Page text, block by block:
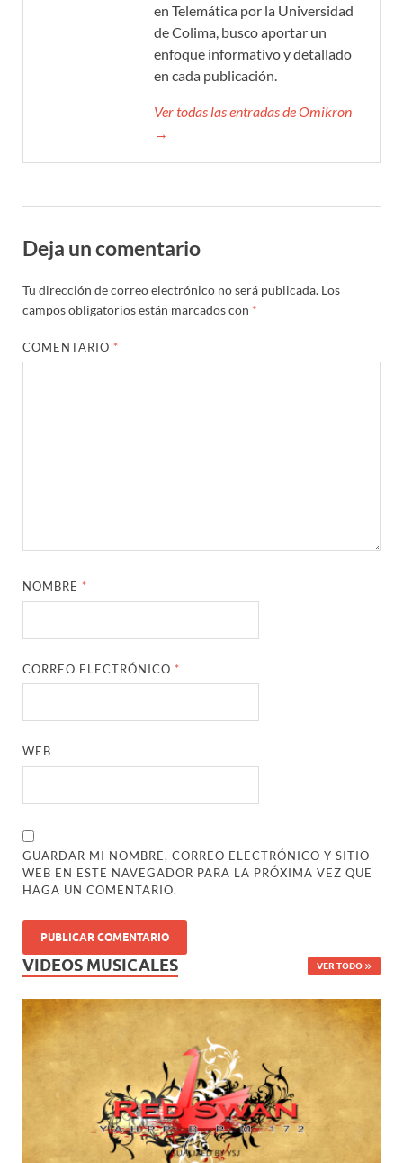
en Telemática por la Universidad
de Colima, busco aportar un
enfoque informativo y detallado
en cada publicación.
Ver todas las entradas de Omikron
→
Deja un comentario
Tu dirección de correo electrónico no será publicada. Los
campos obligatorios están marcados con *
COMENTARIO *
NOMBRE *
CORREO ELECTRÓNICO *
WEB
GUARDAR MI NOMBRE, CORREO ELECTRÓNICO Y SITIO
WEB EN ESTE NAVEGADOR PARA LA PRÓXIMA VEZ QUE
HAGA UN COMENTARIO.
VIDEOS MUSICALES VER TODO